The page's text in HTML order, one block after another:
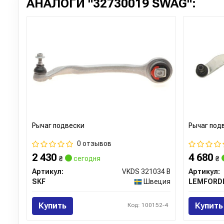
АНАЛОГИ "32730019 SWAG":
Рычаг подвески
0 отзывов
2 430 ₴
сегодня
Артикул:
VKDS 321034 B
SKF
Швеция
Купить Код: 100152-4
Рычаг
4 680 ₴
Артикул:
Купить